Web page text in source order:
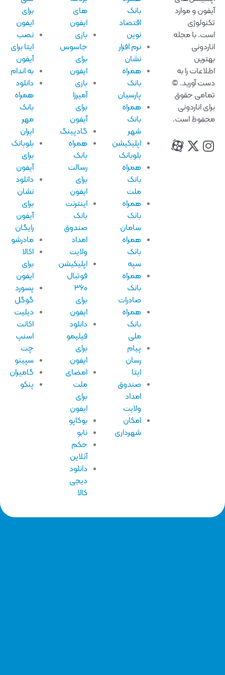
و موارد
با مجله
را به
آورید. ©
حقوق
اناردونی
است.
اقتصاد
نرم افزار
نشان
همراه
پارسیان
همراه
اپلیکیشن
بلوبانک
همراه
همراه
سامان
همراه
همراه
صادرات
همراه
پیام
رسان
صندوق
امداد
ولایت
امکان
شهرداری
ایفون
بازی
جاسوس
ایفون
بازی
آیفون
گادپینگ
همراه
رسالت
ایفون
اینترنت
صندوق
امداد
ولایت
اپلیکیشن
فوتبال
ایفون
دانلود
فیلیمو
ایفون
امضای
ایفون
بوکاپو
نابو
حکم
آنلاین
دانلود
دیجی
ایفون
نصب
ایتا برای
آیفون
به اندام
دانلود
همراه
بلوبانک
آیفون
دانلود
نشان
آیفون
رایگان
مادرشو
اکالا
ایفون
پسورد
گوگل
دیلیت
اکانت
اسنپ
سپینو
گامیران
پنکو